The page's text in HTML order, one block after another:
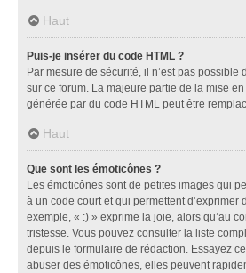
Haut
Puis-je insérer du code HTML ?
Par mesure de sécurité, il n’est pas possible
sur ce forum. La majeure partie de la mise
générée par du code HTML peut être
Haut
Que sont les émoticônes ?
Les émoticônes sont de petites images qui
à un code court et qui permettent d’exprimer
exemple, « :) » exprime la joie, alors qu’au
tristesse. Vous pouvez consulter la liste
depuis le formulaire de rédaction. Essayez
abuser des émoticônes, elles peuvent